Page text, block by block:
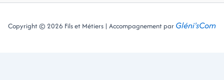
Copyright © 2026 Fils et Métiers | Accompagnement par Gléni'sCom